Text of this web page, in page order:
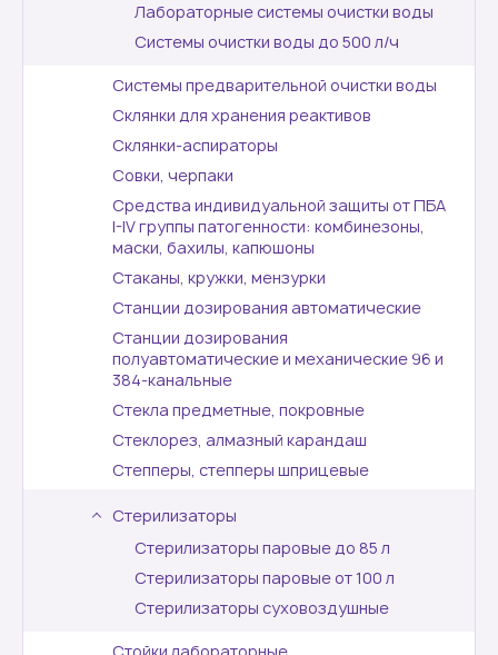
Лабораторные системы очистки воды
Системы очистки воды до 500 л/ч
Системы предварительной очистки воды
Склянки для хранения реактивов
Склянки-аспираторы
Совки, черпаки
Средства индивидуальной защиты от ПБА
I-IV группы патогенности: комбинезоны,
маски, бахилы, капюшоны
Стаканы, кружки, мензурки
Станции дозирования автоматические
Станции дозирования
полуавтоматические и механические 96 и
384-канальные
Стекла предметные, покровные
Стеклорез, алмазный карандаш
Степперы, степперы шприцевые
Стерилизаторы
Стерилизаторы паровые до 85 л
Стерилизаторы паровые от 100 л
Стерилизаторы суховоздушные